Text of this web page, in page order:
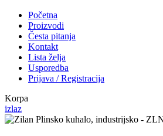
Početna
Proizvodi
Česta pitanja
Kontakt
Lista želja
Usporedba
Prijava / Registracija
Korpa
izlaz